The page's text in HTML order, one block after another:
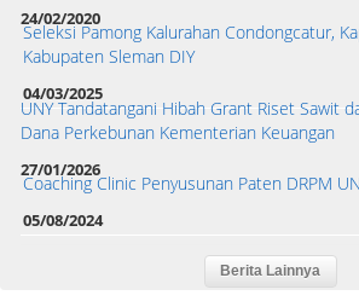
24/02/2020
Seleksi Pamong Kalurahan Condongcatur,
Kabupaten Sleman DIY
04/03/2025
UNY Tandatangani Hibah Grant Riset Sawit
Dana Perkebunan Kementerian Keuangan
27/01/2026
Coaching Clinic Penyusunan Paten DRPM
05/08/2024